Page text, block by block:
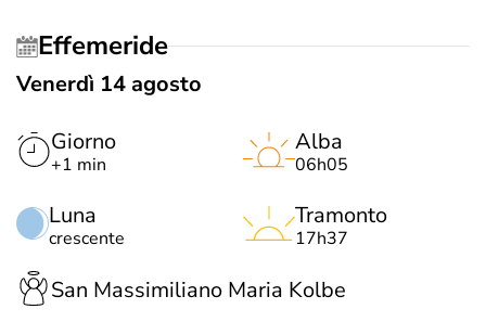
Effemeride
Venerdì 14 agosto
Giorno
+1 min
Luna
crescente
Alba
06h05
Tramonto
17h37
San Massimiliano Maria Kolbe